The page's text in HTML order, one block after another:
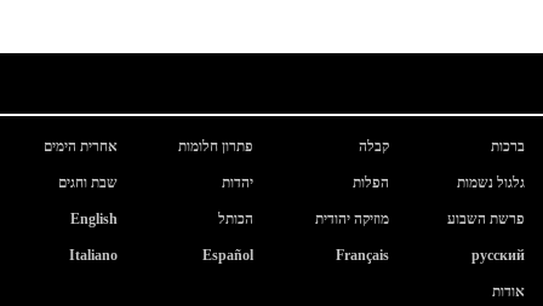
ברכות קבלה פתרון חלומות אחרית הימים
גלגול נשמות הפלות יהדות שבת וחגים
פרשת השבוע מוזיקה יהודית הכותל English
русский
Français
Español
Italiano
אודות